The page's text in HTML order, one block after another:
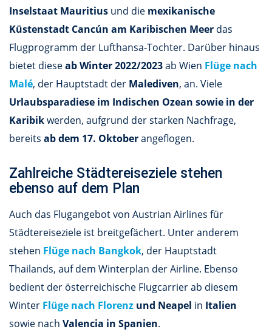
Inselstaat Mauritius und die mexikanische
Küstenstadt Cancún am Karibischen Meer das
Flugprogramm der Lufthansa-Tochter. Darüber hinaus
bietet dieseab Winter 2022/2023ab Wien Flüge nach
Malé, der Hauptstadt der Malediven, an. Viele
Urlaubsparadiese im Indischen Ozean sowie in der
Karibikwerden, aufgrund der starken Nachfrage,
bereits ab dem 17. Oktoberangeflogen.
Zahlreiche Städtereiseziele stehen
ebenso auf dem Plan
Auch das Flugangebot von Austrian Airlines für
Städtereiseziele ist breitgefächert. Unter anderem
stehen Flüge nach Bangkok, der Hauptstadt
Thailands, auf dem Winterplan der Airline. Ebenso
bedient der österreichische Flugcarrier ab diesem
Winter Flüge nach Florenz und Neapel in Italien
sowie nach Valencia in Spanien.